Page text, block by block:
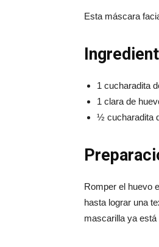
Esta máscara
1 cucharadita
1 clara de
½ cucharadita
Romper el huevo
hasta lograr una
mascarilla ya está